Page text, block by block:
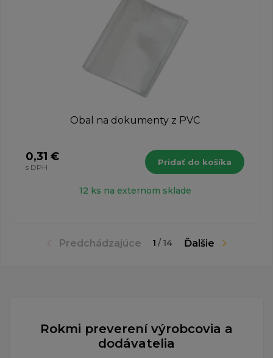
Predchádzajúce 1 / 14 Ďalšie
Obal na dokumenty z PVC
0,31 €
s DPH
Pridať do košíka
12 ks na externom sklade
Rokmi preverení výrobcovia a
dodávatelia